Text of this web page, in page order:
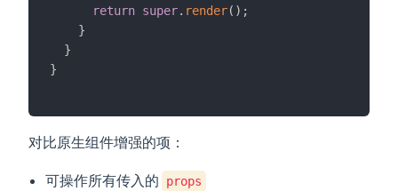
return super. render( ) ;
}
}
}
对比原生组件增强的项：
可操作所有传入的 props